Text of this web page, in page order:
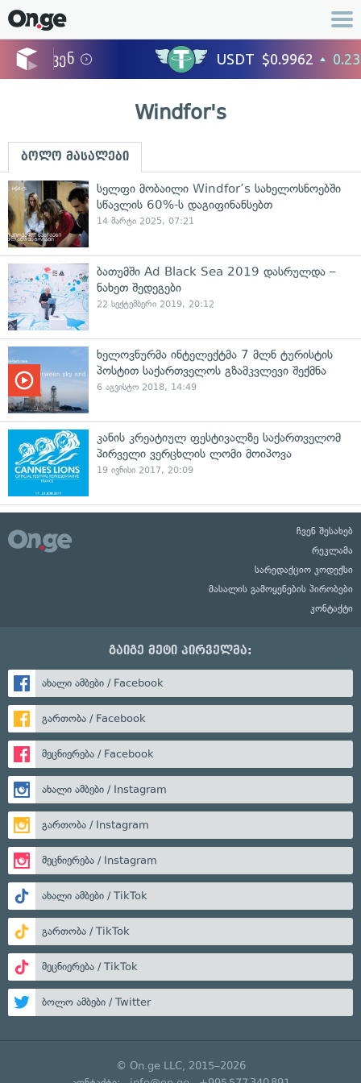
Windfor's
ბოლო მასალები
სელფი მობაილი Windfor’s სახელოსნოებში
სწავლის 60%-ს დაგიფინანსებთ
14 მარტი 2025, 07:21
ბათუმში Ad Black Sea 2019 დასრულდა –
ნახეთ შედეგები
22 სექტემბერი 2019, 20:12
ხელოვნურმა ინტელექტმა 7 მლნ ტურისტის
პოსტით საქართველოს გზამკვლევი შექმნა
6 აგვისტო 2018, 14:49
კანის კრეატიულ ფესტივალზე საქართველომ
პირველი ვერცხლის ლომი მოიპოვა
19 ივნისი 2017, 20:09
ჩვენ შესახებ
რეკლამა
სარედაქციო კოდექსი
მასალის გამოყენების პირობები
კონტაქტი
გაიგე მეტი პირველმა:
ახალი ამბები / Facebook
გართობა / Facebook
მეცნიერება / Facebook
ახალი ამბები / Instagram
გართობა / Instagram
მეცნიერება / Instagram
ახალი ამბები / TikTok
გართობა / TikTok
მეცნიერება / TikTok
ბოლო ამბები / Twitter
© On.ge LLC, 2015–2026